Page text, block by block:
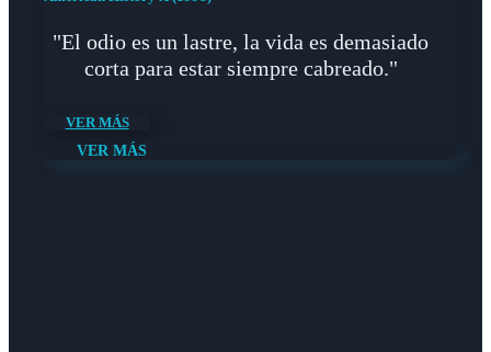
"El odio es un lastre, la vida es demasiado
corta para estar siempre cabreado."
VER MÁS
VER MÁS